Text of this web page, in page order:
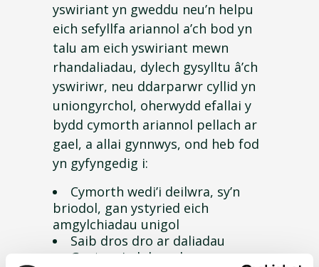
yswiriant yn gweddu neu’n helpu
eich sefyllfa ariannol a’ch bod yn
talu am eich yswiriant mewn
rhandaliadau, dylech gysylltu â’ch
yswiriwr, neu ddarparwr cyllid yn
uniongyrchol, oherwydd efallai y
bydd cymorth ariannol pellach ar
gael, a allai gynnwys, ond heb fod
yn gyfyngedig i:
Cymorth wedi’i deilwra, sy’n
briodol, gan ystyried eich
amgylchiadau unigol
Saib dros dro ar daliadau
Gostyngiad dros dro mewn